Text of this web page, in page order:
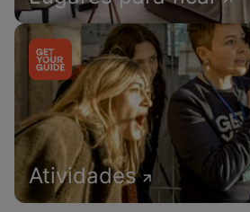
Atividades